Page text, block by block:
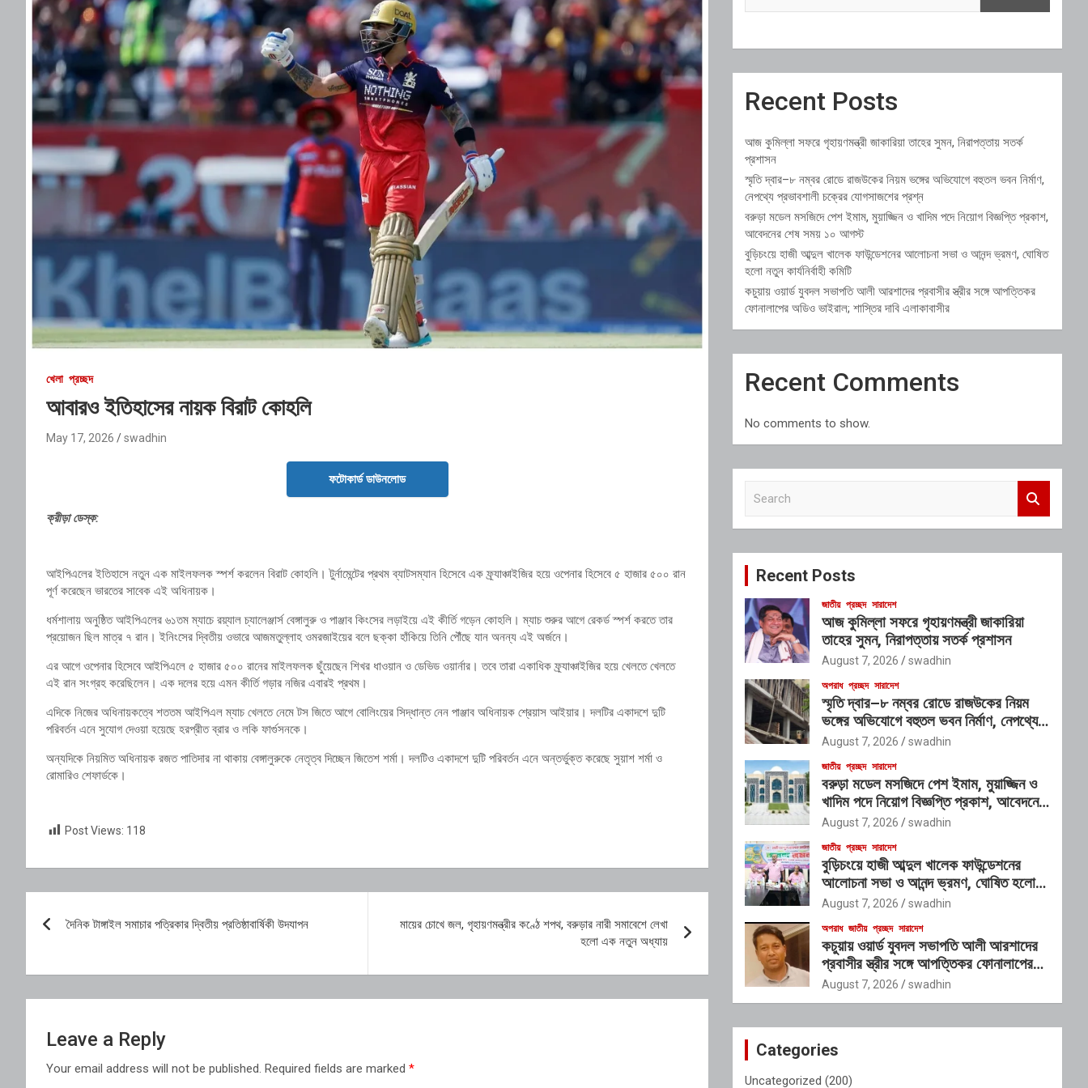
খেলা প্রচ্ছদ
আবারও ইতিহাসের নায়ক বিরাট কোহলি
May 17, 2026 swadhin
ফটোকার্ড ডাউনলোড
ক্রীড়া ডেস্ক:
আইপিএলের ইতিহাসে নতুন এক মাইলফলক স্পর্শ করলেন বিরাট কোহলি। টুর্নামেন্টের প্রথম ব্যাটসম্যান হিসেবে এক ফ্র্যাঞ্চাইজির হয়ে ওপেনার হিসেবে ৫ হাজার ৫০০ রান
পূর্ণ করেছেন ভারতের সাবেক এই অধিনায়ক।
ধর্মশালায় অনুষ্ঠিত আইপিএলের ৬১তম ম্যাচে রয়্যাল চ্যালেঞ্জার্স বেঙ্গালুরু ও পাঞ্জাব কিংসের লড়াইয়ে এই কীর্তি গড়েন কোহলি। ম্যাচ শুরুর আগে রেকর্ড স্পর্শ করতে তার
প্রয়োজন ছিল মাত্র ৭ রান। ইনিংসের দ্বিতীয় ওভারে আজমতুল্লাহ ওমরজাইয়ের বলে ছক্কা হাঁকিয়ে তিনি পৌঁছে যান অনন্য এই অর্জনে।
এর আগে ওপেনার হিসেবে আইপিএলে ৫ হাজার ৫০০ রানের মাইলফলক ছুঁয়েছেন শিখর ধাওয়ান ও ডেভিড ওয়ার্নার। তবে তারা একাধিক ফ্র্যাঞ্চাইজির হয়ে খেলতে খেলতে
এই রান সংগ্রহ করেছিলেন। এক দলের হয়ে এমন কীর্তি গড়ার নজির এবারই প্রথম।
এদিকে নিজের অধিনায়কত্বে শততম আইপিএল ম্যাচ খেলতে নেমে টস জিতে আগে বোলিংয়ের সিদ্ধান্ত নেন পাঞ্জাব অধিনায়ক শ্রেয়াস আইয়ার। দলটির একাদশে দুটি
পরিবর্তন এনে সুযোগ দেওয়া হয়েছে হরপ্রীত ব্রার ও লকি ফার্গুসনকে।
অন্যদিকে নিয়মিত অধিনায়ক রজত পাতিদার না থাকায় বেঙ্গালুরুকে নেতৃত্ব দিচ্ছেন জিতেশ শর্মা। দলটিও একাদশে দুটি পরিবর্তন এনে অন্তর্ভুক্ত করেছে সুয়াশ শর্মা ও
রোমারিও শেফার্ডকে।
Post Views: 118
navigation
দৈনিক টাঙ্গাইল সমাচার পত্রিকার দ্বিতীয় প্রতিষ্ঠাবার্ষিকী উদযাপন
মায়ের চোখে জল, গৃহায়ণমন্ত্রীর কণ্ঠে শপথ, বরুড়ার নারী সমাবেশে লেখা
হলো এক নতুন অধ্যায়
Leave a Reply
Your email address will not be published. Required fields are marked *
Recent Posts
আজ কুমিল্লা সফরে গৃহায়ণমন্ত্রী জাকারিয়া তাহের সুমন, নিরাপত্তায় সতর্ক
প্রশাসন
স্মৃতি দ্বার–৮ নম্বর রোডে রাজউকের নিয়ম ভঙ্গের অভিযোগে বহুতল ভবন নির্মাণ,
নেপথ্যে প্রভাবশালী চক্রের যোগসাজশের প্রশ্ন
বরুড়া মডেল মসজিদে পেশ ইমাম, মুয়াজ্জিন ও খাদিম পদে নিয়োগ বিজ্ঞপ্তি প্রকাশ,
আবেদনের শেষ সময় ১০ আগস্ট
বুড়িচংয়ে হাজী আব্দুল খালেক ফাউন্ডেশনের আলোচনা সভা ও আনন্দ ভ্রমণ, ঘোষিত
হলো নতুন কার্যনির্বাহী কমিটি
কচুয়ায় ওয়ার্ড যুবদল সভাপতি আলী আরশাদের প্রবাসীর স্ত্রীর সঙ্গে আপত্তিকর
ফোনালাপের অডিও ভাইরাল; শাস্তির দাবি এলাকাবাসীর
Recent Comments
No comments to show.
c
Recent Posts
জাতীয় প্রচ্ছদ সারাদেশ
আজ কুমিল্লা সফরে গৃহায়ণমন্ত্রী জাকারিয়া
তাহের সুমন, নিরাপত্তায় সতর্ক প্রশাসন
August 7, 2026 swadhin
অপরাধ প্রচ্ছদ সারাদেশ
স্মৃতি দ্বার–৮ নম্বর রোডে রাজউকের নিয়ম
ভঙ্গের অভিযোগে বহুতল ভবন নির্মাণ, নেপথ্যে
প্রভাবশালী চক্রের যোগসাজশের প্রশ্ন
August 7, 2026 swadhin
জাতীয় প্রচ্ছদ সারাদেশ
বরুড়া মডেল মসজিদে পেশ ইমাম, মুয়াজ্জিন ও
খাদিম পদে নিয়োগ বিজ্ঞপ্তি প্রকাশ, আবেদনের
শেষ সময় ১০ আগস্ট
August 7, 2026 swadhin
জাতীয় প্রচ্ছদ সারাদেশ
বুড়িচংয়ে হাজী আব্দুল খালেক ফাউন্ডেশনের
আলোচনা সভা ও আনন্দ ভ্রমণ, ঘোষিত হলো
নতুন কার্যনির্বাহী কমিটি
August 7, 2026 swadhin
অপরাধ জাতীয় প্রচ্ছদ সারাদেশ
কচুয়ায় ওয়ার্ড যুবদল সভাপতি আলী আরশাদের
প্রবাসীর স্ত্রীর সঙ্গে আপত্তিকর ফোনালাপের
অডিও ভাইরাল; শাস্তির দাবি এলাকাবাসীর
August 7, 2026 swadhin
Categories
Uncategorized (200)